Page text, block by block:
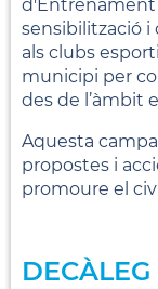
d'Entrenament
sensibilització
als clubs
municipi per
des de l’àmbit
Aquesta
propostes i
promoure el